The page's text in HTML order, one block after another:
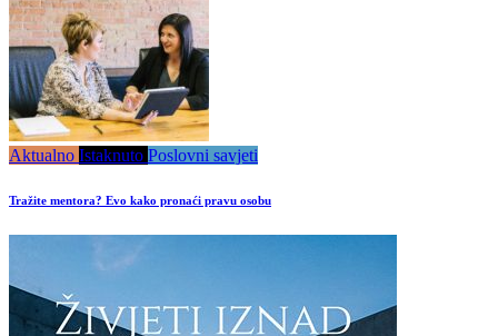
Aktualno Istaknuto Poslovni savjeti
Tražite mentora? Evo kako pronaći pravu osobu